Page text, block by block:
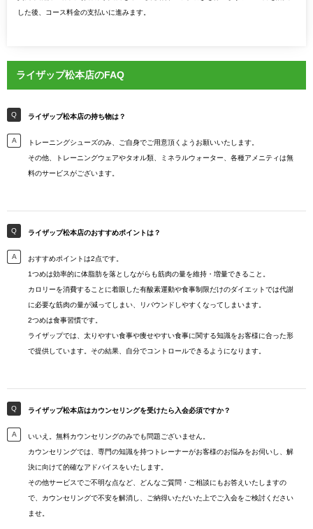
した後、コース料金の支払いに進みます。
ライザップ松本店のFAQ
ライザップ松本店の持ち物は？
トレーニングシューズのみ、ご自身でご用意頂くようお願いいたします。
その他、トレーニングウェアやタオル類、ミネラルウォーター、各種アメニティは無
料のサービスがございます。
ライザップ松本店のおすすめポイントは？
おすすめポイントは2点です。
1つめは効率的に体脂肪を落としながらも筋肉の量を維持・増量できること。
カロリーを消費することに着眼した有酸素運動や食事制限だけのダイエットでは代謝
に必要な筋肉の量が減ってしまい、リバウンドしやすくなってしまいます。
2つめは食事習慣です。
ライザップでは、太りやすい食事や痩せやすい食事に関する知識をお客様に合った形
で提供しています。その結果、自分でコントロールできるようになります。
ライザップ松本店はカウンセリングを受けたら入会必須ですか？
いいえ。無料カウンセリングのみでも問題ございません。
カウンセリングでは、専門の知識を持つトレーナーがお客様のお悩みをお伺いし、解
決に向けて的確なアドバイスをいたします。
その他サービスでご不明な点など、どんなご質問・ご相談にもお答えいたしますの
で、カウンセリングで不安を解消し、ご納得いただいた上でご入会をご検討ください
ませ。